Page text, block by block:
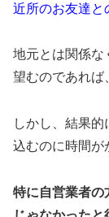
近所のお友達と
地元とは関係な
望むのであれば
しかし、結果
込むのに時間が
特に自営業者の